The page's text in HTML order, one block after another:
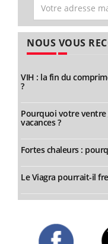
NOUS VOUS
VIH : la fin du
?
Pourquoi votre ventre
vacances ?
Fortes chaleurs :
Le Viagra pourrait-il